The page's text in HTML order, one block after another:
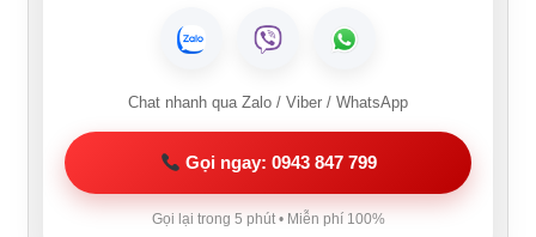
Chat nhanh qua Zalo / Viber / WhatsApp
Gọi ngay: 0943 847 799
Gọi lại trong 5 phút • Miễn phí 100%